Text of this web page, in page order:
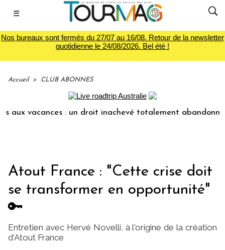
☰
Nos bureaux sont fermés du 27/07 au 16/08. Retour de la newsletter
quotidienne le 24/08/2026. Bel été !
Accueil > CLUB ABONNES
: un droit inachevé totalement abandonné par les
Atout France : "Cette crise doit
se transformer en opportunité"
🔑
Entretien avec Hervé Novelli, à l'origine de la création
d'Atout France